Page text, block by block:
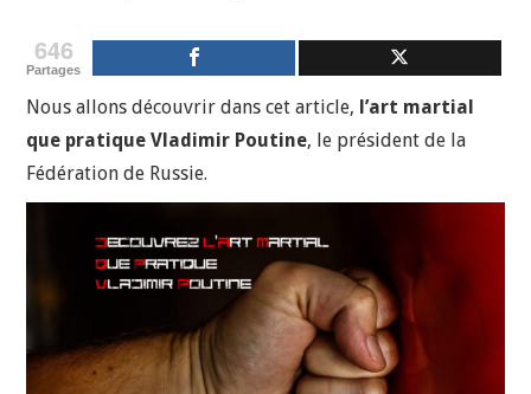
646
Partages
Nous allons découvrir dans cet article, l’art martial
que pratique Vladimir Poutine, le président de la
Fédération de Russie.